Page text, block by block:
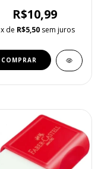
R$10,99
x de R$5,50 sem juros